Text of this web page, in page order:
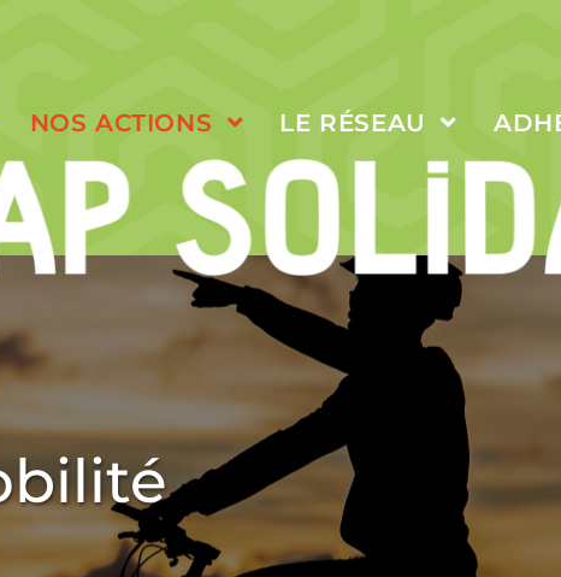
NOS ACTIONS LE RÉSEAU